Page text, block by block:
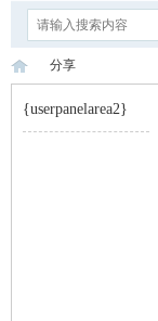
分享
{userpanelarea2}